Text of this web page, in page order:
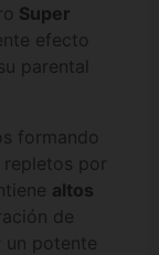
Super
efecto
parental
formando
por
altos
de
un potente